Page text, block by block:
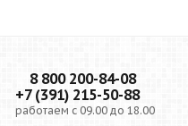
8 800 200-84-08
+7 (391) 215-50-88
работаем с 09.00 до 18.00